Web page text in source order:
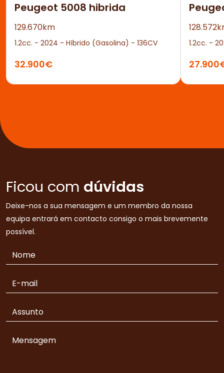
Peugeot 5008 hibrida
129.670km
1.2cc. - 2024 - Híbrido (Gasolina) - 136CV
32.900€
1.2cc. -
Ficou com dúvidas
Deixe-nos a sua mensagem e um membro da nossa
equipa entrará em contacto consigo o mais brevemente
possível.